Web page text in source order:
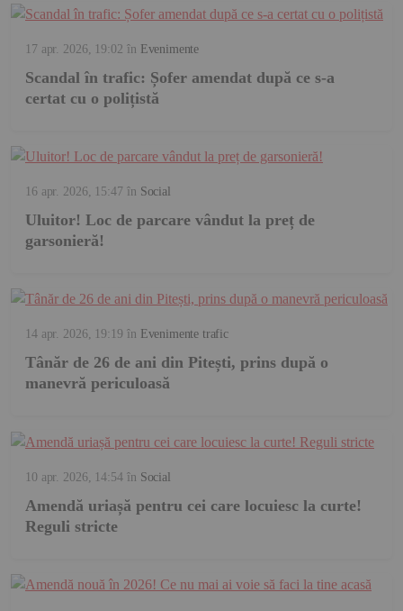
17 apr. 2026, 19:02 în Evenimente
Scandal în trafic: Șofer amendat după ce s-a
certat cu o polițistă
16 apr. 2026, 15:47în Social
Uluitor! Loc de parcare vândut la preț de
garsonieră!
14 apr. 2026, 19:19 în Evenimente trafic
Tânăr de 26 de ani din Pitești, prins după o
manevră periculoasă
10 apr. 2026, 14:54în Social
Amendă uriașă pentru cei care locuiesc la curte!
Reguli stricte